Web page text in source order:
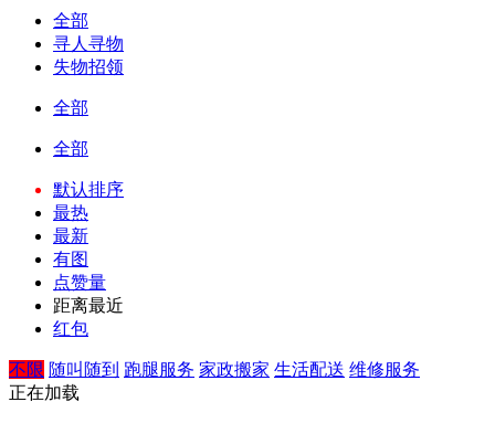
全部
寻人寻物
失物招领
全部
全部
默认排序
最热
最新
有图
点赞量
距离最近
红包
不限 随叫随到 跑腿服务 家政搬家 生活配送 维修服务
正在加载